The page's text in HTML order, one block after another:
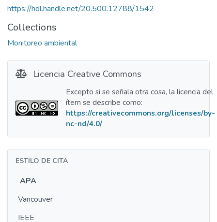
https://hdl.handle.net/20.500.12788/1542
Collections
Monitoreo ambiental
Licencia Creative Commons
Excepto si se señala otra cosa, la licencia del
ítem se describe como:
https://creativecommons.org/licenses/by-
nc-nd/4.0/
ESTILO DE CITA
APA
Vancouver
IEEE